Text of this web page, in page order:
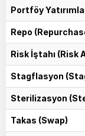
Portföy
Repo
Risk İştahı (Risk
Stagflasyon
Sterilizasyon
Takas (Swap)